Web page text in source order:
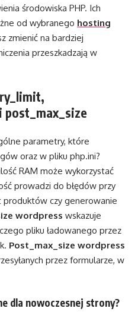
środowiska PHP. Ich
od wybranego hosting
zmienić na bardziej
przeszkadzają w
post_max_size
parametry, które
oraz w pliku php.ini?
RAM może wykorzystać
prowadzi do błędów przy
produktów czy generowanie
wordpress wskazuje
pliku ładowanego przez
Post_max_size wordpress
przez formularze, w
dla nowoczesnej strony?